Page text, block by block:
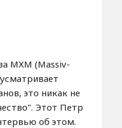
МХМ (Massiv-
это никак не
Этот Петр
об этом.